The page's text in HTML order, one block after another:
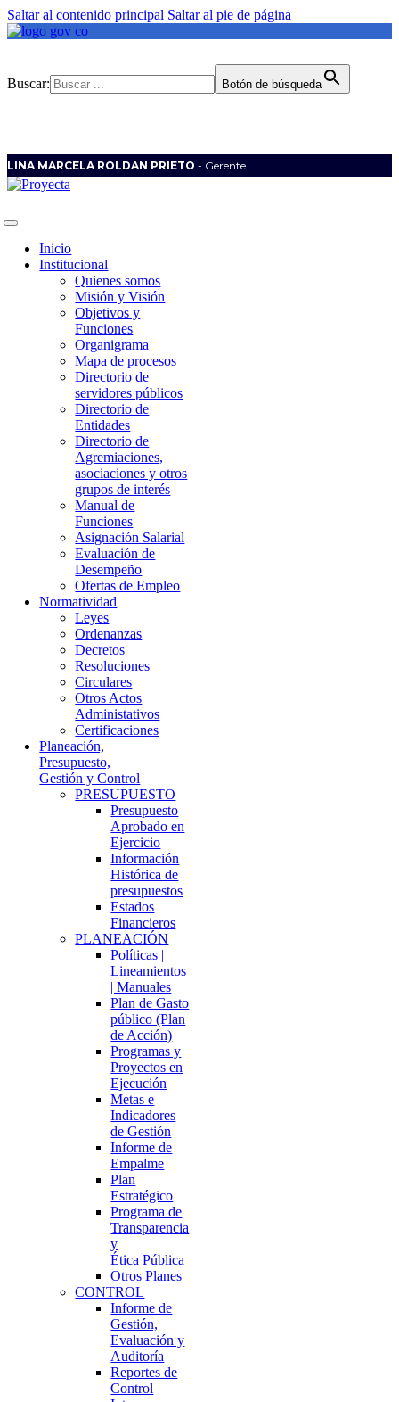
Saltar al contenido principal Saltar al pie de página
Buscar: Botón de búsqueda
LINA MARCELA ROLDAN PRIETO - Gerente
Inicio
Institucional
Quienes somos
Misión y Visión
Objetivos y
Funciones
Organigrama
Mapa de procesos
Directorio de
servidores públicos
Directorio de
Entidades
Directorio de
Agremiaciones,
asociaciones y otros
grupos de interés
Manual de
Funciones
Asignación Salarial
Evaluación de
Desempeño
Ofertas de Empleo
Normatividad
Leyes
Ordenanzas
Decretos
Resoluciones
Circulares
Otros Actos
Administativos
Certificaciones
Planeación,
Presupuesto,
Gestión y Control
PRESUPUESTO
Presupuesto
Aprobado en
Ejercicio
Información
Histórica de
presupuestos
Estados
Financieros
PLANEACIÓN
Políticas |
Lineamientos
| Manuales
Plan de Gasto
público (Plan
de Acción)
Programas y
Proyectos en
Ejecución
Metas e
Indicadores
de Gestión
Informe de
Empalme
Plan
Estratégico
Programa de
Transparencia
y
Ética Pública
Otros Planes
CONTROL
Informe de
Gestión,
Evaluación y
Auditoría
Reportes de
Control